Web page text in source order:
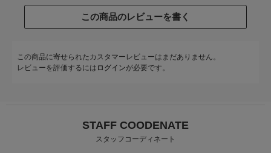
この商品のレビューを書く
この商品に寄せられたカスタマーレビューはまだありません。
レビューを評価するには ログインが必要です。
STAFF COODENATE
スタッフコーディネート